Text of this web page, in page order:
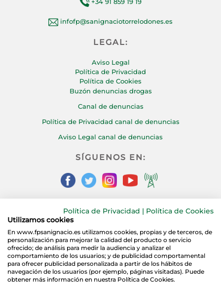
infofp@sanignaciotorrelodones.es
LEGAL:
Aviso Legal
Política de Privacidad
Política de Cookies
Buzón denuncias drogas
Canal de denuncias
Política de Privacidad canal de denuncias
Aviso Legal canal de denuncias
SÍGUENOS EN:
CONTÁCTANOS:
Política de Privacidad | Política de Cookies
Utilizamos cookies
En www.fpsanignacio.es utilizamos cookies, propias y de terceros, de
personalización para mejorar la calidad del producto o servicio
ofrecido; de análisis para medir la audiencia y analizar el
comportamiento de los usuarios; y de publicidad comportamental
para ofrecer publicidad personalizada a partir de los hábitos de
navegación de los usuarios (por ejemplo, páginas visitadas). Puede
obtener más información en nuestra Política de Cookies.